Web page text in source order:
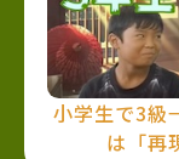
小学生で3級
は「再